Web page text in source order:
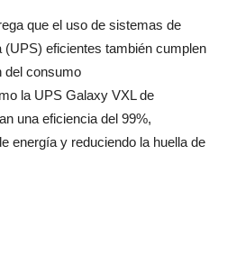
que el uso de sistemas de
(UPS) eficientes también cumplen
del consumo
la UPS Galaxy VXL de
una eficiencia del 99%,
energía y reduciendo la huella de